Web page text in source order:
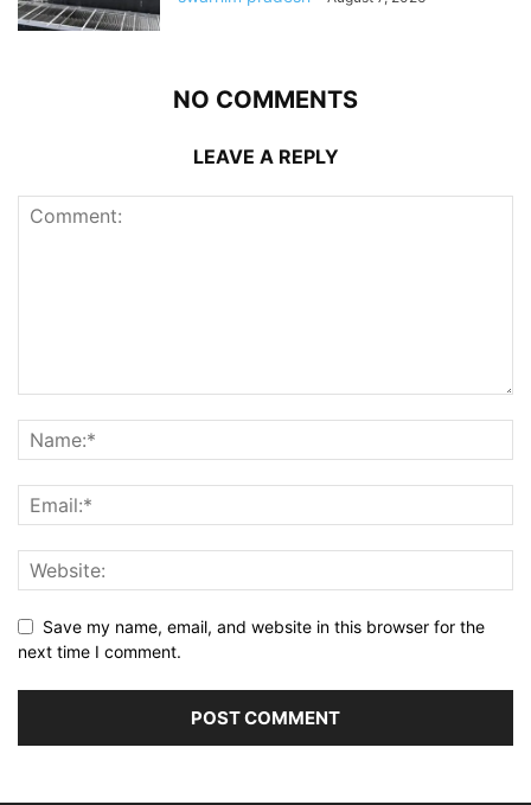
NO COMMENTS
LEAVE A REPLY
Save my name, email, and website in this browser for the
next time I comment.